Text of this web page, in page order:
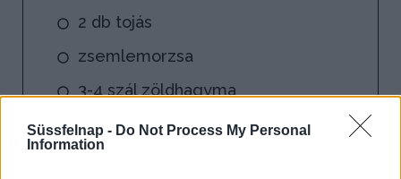
Süssfelnap - Do Not Process My Personal
Information
2 db tojás
zsemlemorzsa
3-4 szál zöldhagyma